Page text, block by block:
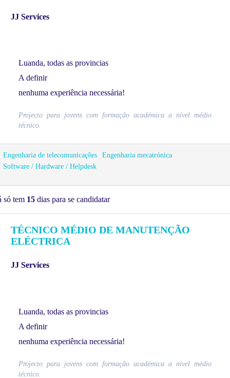
JJ Services
Luanda, todas as provincias
A definir
nenhuma experiência necessária!
Projecto para jovens com formação académica a nível médio
técnico.
Engenharia de telecomunicações
Engenharia mecatrónica
Software / Hardware / Helpdesk
só tem 15 dias para se candidatar
TÉCNICO MÉDIO DE MANUTENÇÃO
ELÉCTRICA
JJ Services
Luanda, todas as provincias
A definir
nenhuma experiência necessária!
Projecto para jovens com formação académica a nível médio
técnico.